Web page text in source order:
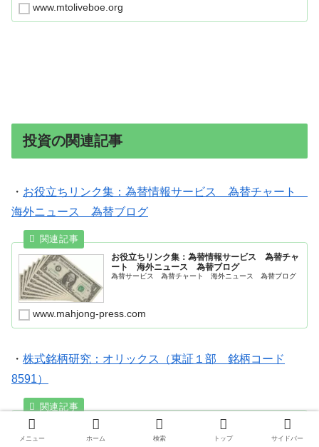
www.mtoliveboe.org
投資の関連記事
・ お役立ちリンク集：為替情報サービス 為替チャート
海外ニュース 為替ブログ
お役立ちリンク集：為替情報サービス 為替チャ
ート 海外ニュース 為替ブログ
為替サービス 為替チャート 海外ニュース 為替ブログ
www.mahjong-press.com
・ 株式銘柄研究：オリックス（東証１部 銘柄コード
8591）
コード8591）
株式銘柄研究：オリックス（東証１部 銘柄コード
メニュー ホーム 検索 トップ サイドバー